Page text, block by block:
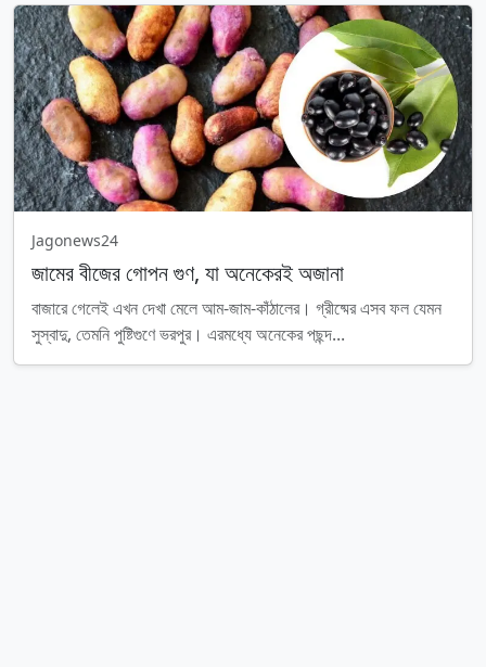
Jagonews24
জামের বীজের গোপন গুণ, যা অনেকেরই অজানা
বাজারে গেলেই এখন দেখা মেলে আম-জাম-কাঁঠালের। গ্রীষ্মের এসব ফল যেমন
সুস্বাদু, তেমনি পুষ্টিগুণে ভরপুর। এরমধ্যে অনেকের পছন্দ...